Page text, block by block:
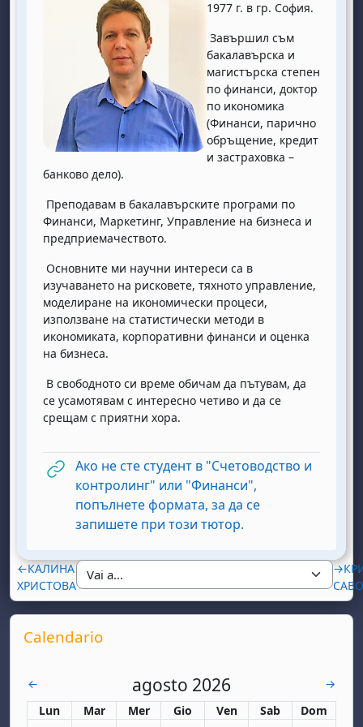
1977 г. в гр. София.
Завършил съм
бакалавърска и
магистърска степен
по финанси, доктор
по икономика
(Финанси, парично
обръщение, кредит
и застраховка –
банково дело).
Преподавам в бакалавърските програми по
Финанси, Маркетинг, Управление на бизнеса и
предприемачеството.
Основните ми научни интереси са в
изучаването на рисковете, тяхното управление,
моделиране на икономически процеси,
използване на статистически методи в
икономиката, корпоративни финанси и оценка
на бизнеса.
В свободното си време обичам да пътувам, да
се усамотявам с интересно четиво и да се
срещам с приятни хора.
Ако не сте студент в "Счетоводство и
контролинг" или "Финанси",
попълнете формата, за да се
запишете при този тютор.
←КАЛИНА
ХРИСТОВА
→
Supplementary blocks
Salta Calendario
Calendario
← agosto 2026
→
Lunedi
Lun Martedì
Mar Mercoledì
Mer Giovedì
Gio Venerdì
Ven Sabato
Sab Domenica
Dom